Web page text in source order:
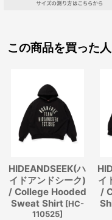
この商品を買った
HIDEANDSEEK(ハ
イドアンドシーク)
/ College Hooded
Sweat Shirt [HC-
110525]
イ
/